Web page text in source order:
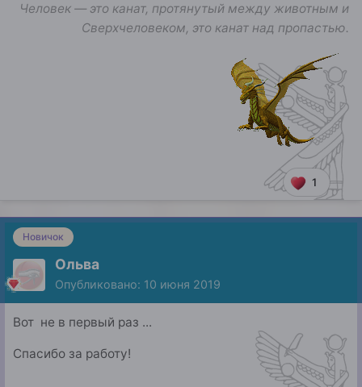
1
Человек — это канат, протянутый между животным и
Сверхчеловеком, это канат над пропастью.
Новичок
Ольва
Опубликовано: 10 июня 2019
Вот не в первый раз ...
Спасибо за работу!